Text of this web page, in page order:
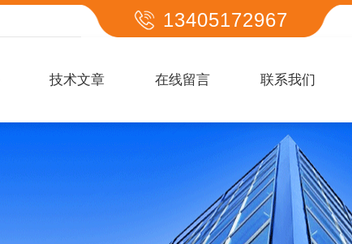
13405172967
技术文章 在线留言 联系我们